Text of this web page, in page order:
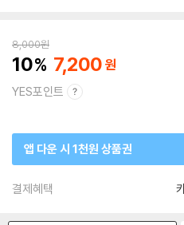
8,000원
10 7,200
YES포인트
앱 다운 시 1천원 상품권
결제혜택